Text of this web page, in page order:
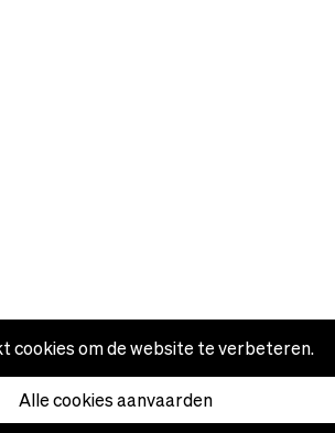
cookies om de website te verbeteren.
Alle cookies aanvaarden